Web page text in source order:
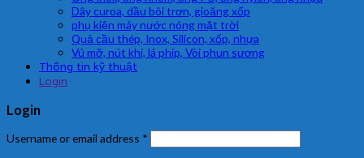
Dây curoa, dầu bôi trơn, gioăng xốp
phụ kiện máy nước nóng mặt trời
Quả cầu thép, Inox, Silicon, xốp, nhựa
Vú mỡ, nút khí, lá phíp, Vòi phun sương
Thông tin kỹ thuật
Login
Login
Username or email address *